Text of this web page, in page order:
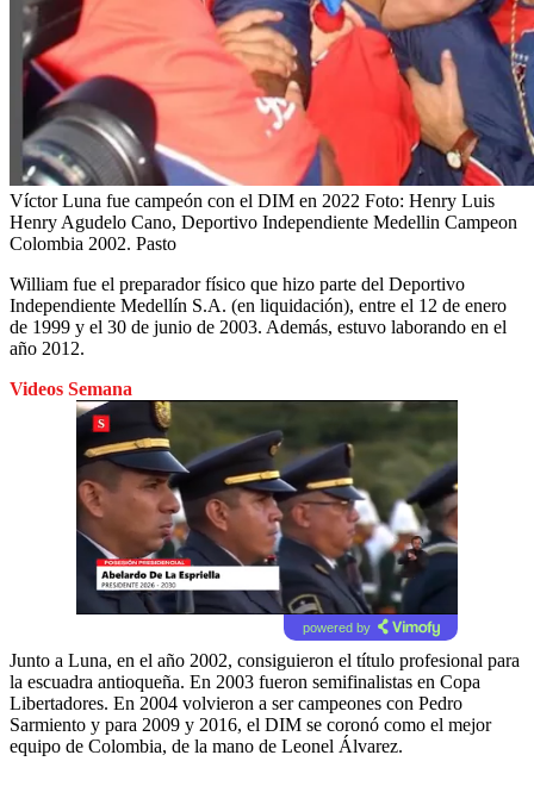
Víctor Luna fue campeón con el DIM en 2022 Foto: Henry Luis
Henry Agudelo Cano, Deportivo Independiente Medellin Campeon
Colombia 2002. Pasto
William fue el preparador físico que hizo parte del Deportivo
Independiente Medellín S.A. (en liquidación), entre el 12 de enero
de 1999 y el 30 de junio de 2003. Además, estuvo laborando en el
año 2012.
Videos Semana
powered by
Junto a Luna, en el año 2002, consiguieron el título profesional para
la escuadra antioqueña. En 2003 fueron semifinalistas en Copa
Libertadores. En 2004 volvieron a ser campeones con Pedro
Sarmiento y para 2009 y 2016, el DIM se coronó como el mejor
equipo de Colombia, de la mano de Leonel Álvarez.